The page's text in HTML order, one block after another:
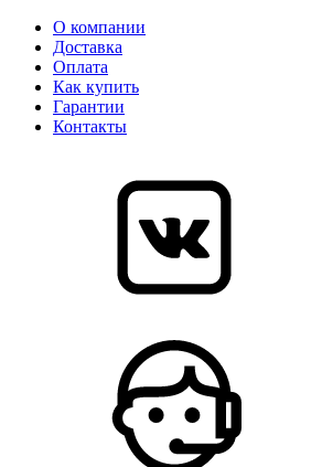
О компании
Доставка
Оплата
Как купить
Гарантии
Контакты